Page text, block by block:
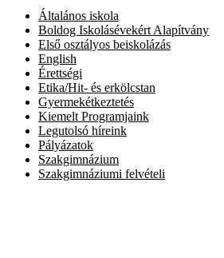
Általános iskola
Boldog Iskolásévekért Alapítvány
Első osztályos beiskolázás
English
Érettségi
Etika/Hit- és erkölcstan
Gyermekétkeztetés
Kiemelt Programjaink
Legutolsó híreink
Pályázatok
Szakgimnázium
Szakgimnáziumi felvételi